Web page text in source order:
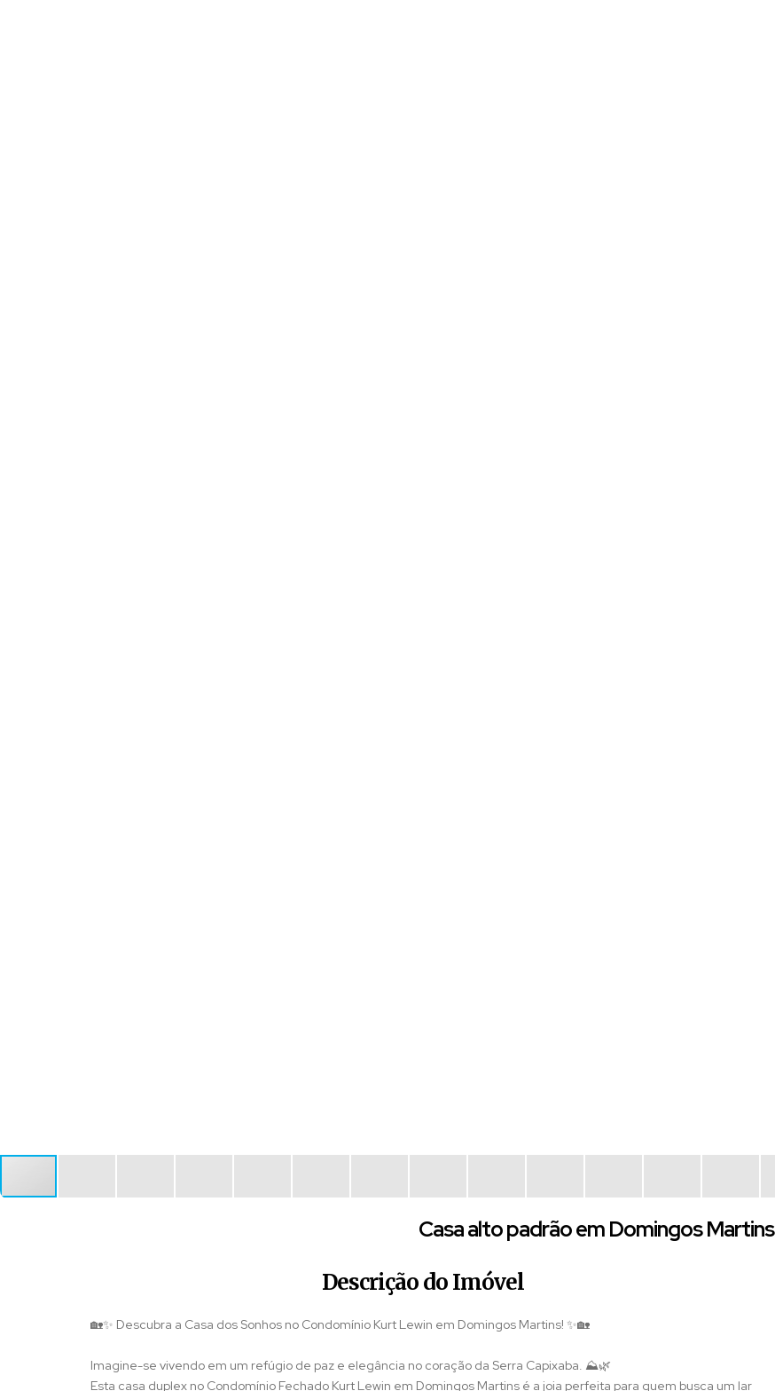
Casa alto padrão em Domingos Martins
Descrição do Imóvel
🏡✨ Descubra a Casa dos Sonhos no Condomínio Kurt Lewin em Domingos Martins! ✨🏡
Imagine-se vivendo em um refúgio de paz e elegância no coração da Serra Capixaba. ⛰️🌿
Esta casa duplex no Condomínio Fechado Kurt Lewin em Domingos Martins é a joia perfeita para quem busca um lar